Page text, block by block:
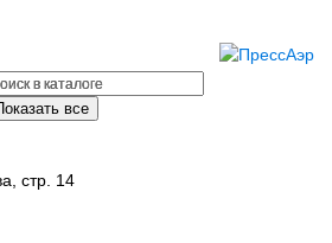
все
стр. 14